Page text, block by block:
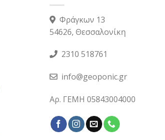
Φράγκων 13
54626, Θεσσαλονίκη
2310 518761
info@geoponic.gr
Αρ. ΓΕΜΗ 05843004000